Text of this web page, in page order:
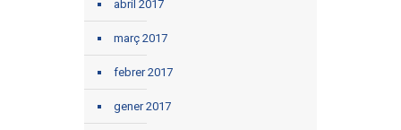
abril 2017
març 2017
febrer 2017
gener 2017